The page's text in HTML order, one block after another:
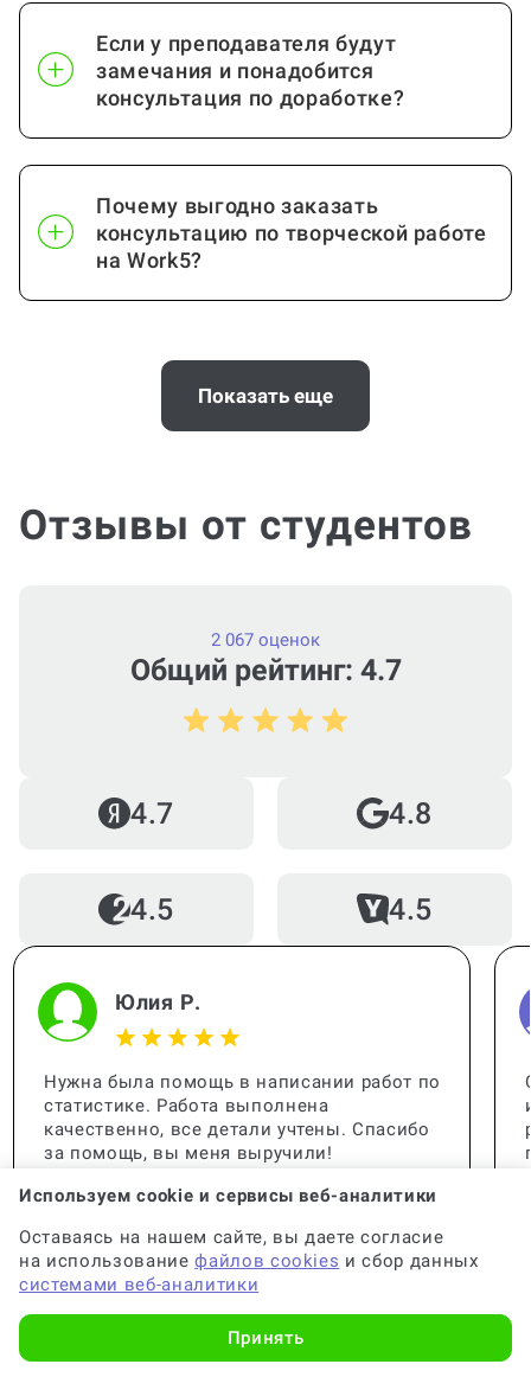
Если у преподавателя будут
замечания и понадобится
консультация по доработке?
Почему выгодно заказать
консультацию по творческой работе
на Work5?
Когда и как нужно оплачивать
Показать еще
Отзывы от студентов
Общий рейтинг: 4.7
2 067 оценок
4.7 4.8
4.5 4.5
Юлия Р.
Нужна была помощь в написании работ по
статистике. Работа выполнена
качественно, все детали учтены. Спасибо
за помощь, вы меня выручили!
Используем cookie и сервисы веб-аналитики
Оставаясь на нашем сайте, вы даете согласие
на использованиефайлов cookies и сбор данных
системами веб-аналитики
Принять